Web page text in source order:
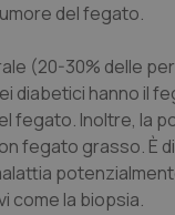
del fegato.
(20-30% delle
diabetici hanno
fegato. Inoltre, la
fegato grasso. È
come la biopsia.